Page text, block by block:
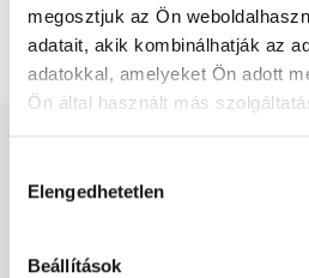
megosztjuk az Ön
adatait, akik kombinálhatják az
adatokkal, amelyeket Ön adott
Ön által használt más
szabályzat:https://
kiválasztása
Elengedhetetlen
Beállítások
Mellkas AP (tüdőszűrő) rtg
Radiológus -